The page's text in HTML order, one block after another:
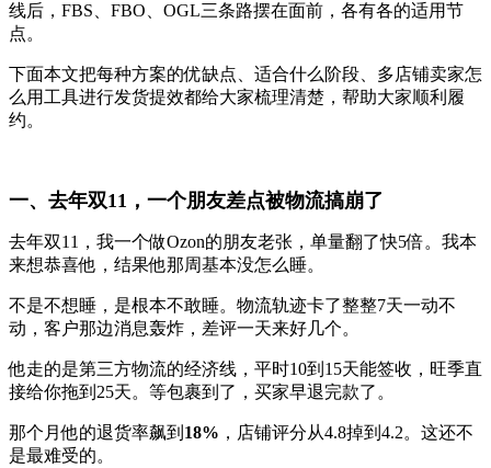
线后，FBS、FBO、OGL三条路摆在面前，各有各的适用节
点。
下面本文把每种方案的优缺点、适合什么阶段、多店铺卖家怎
么用工具进行发货提效都给大家梳理清楚，帮助大家顺利履
约。
一、去年双11，一个朋友差点被物流搞崩了
去年双11，我一个做Ozon的朋友老张，单量翻了快5倍。我本
来想恭喜他，结果他那周基本没怎么睡。
不是不想睡，是根本不敢睡。物流轨迹卡了整整7天一动不
动，客户那边消息轰炸，差评一天来好几个。
他走的是第三方物流的经济线，平时10到15天能签收，旺季直
接给你拖到25天。等包裹到了，买家早退完款了。
那个月他的退货率飙到 18% ，店铺评分从4.8掉到4.2。这还不
是最难受的。